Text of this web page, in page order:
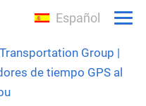
Español
Group |
de tiempo GPS al